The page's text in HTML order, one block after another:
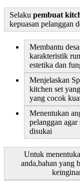
Selaku pembuat
kepuasan pelanggan
Membantu
karakteristik
estetika dan
Menjelaskan
kitchen set
yang cocok
Menentukan
pelanggan
disukai
Untuk
anda,bahan yang